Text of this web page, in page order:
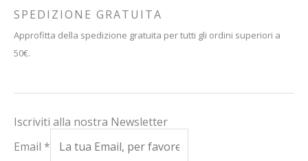
SPEDIZIONE GRATUITA
Approfitta della spedizione gratuita per tutti gli ordini superiori a
50€.
Iscriviti alla nostra Newsletter
Email *